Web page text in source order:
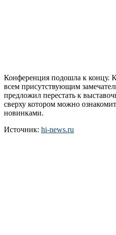
Конференция подошла к концу.
всем присутствующим
предложил перестать к
сверху котором можно
новинками.
Источник: hi-news.ru